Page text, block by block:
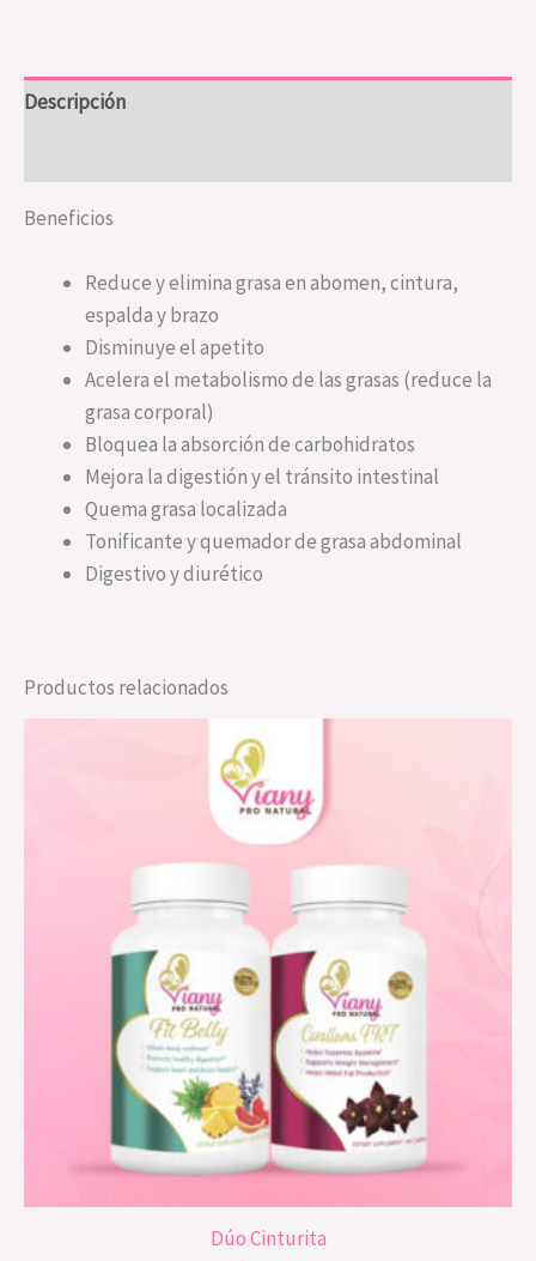
Descripción
Beneficios
Reduce y elimina grasa en abomen, cintura,
espalda y brazo
Disminuye el apetito
Acelera el metabolismo de las grasas (reduce la
grasa corporal)
Bloquea la absorción de carbohidratos
Mejora la digestión y el tránsito intestinal
Quema grasa localizada
Tonificante y quemador de grasa abdominal
Digestivo y diurético
Productos relacionados
Dúo Cinturita